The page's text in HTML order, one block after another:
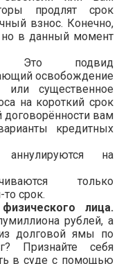
продлят срок
взнос. Конечно,
но в данный момент
подвид
освобождение
или существенное
на короткий срок
договорённости вам
кредитных
на
только
срок.
лица.
рублей, а
долговой ямы по
Признайте себя
в суде с помощью